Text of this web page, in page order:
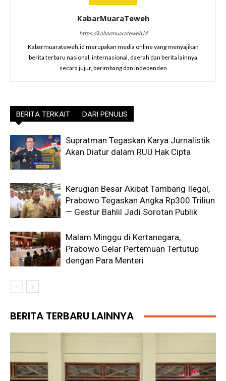
KabarMuaraTeweh
https://kabarmuarateweh.id
Kabarmuarateweh.id merupakan media online yang menyajikan
berita terbaru nasional, internasional, daerah dan berita lainnya
secara jujur, berimbang dan independen
BERITA TERKAIT DARI PENULIS
Supratman Tegaskan Karya Jurnalistik
Akan Diatur dalam RUU Hak Cipta
Kerugian Besar Akibat Tambang Ilegal,
Prabowo Tegaskan Angka Rp300 Triliun
— Gestur Bahlil Jadi Sorotan Publik
Malam Minggu di Kertanegara,
Prabowo Gelar Pertemuan Tertutup
dengan Para Menteri
BERITA TERBARU LAINNYA